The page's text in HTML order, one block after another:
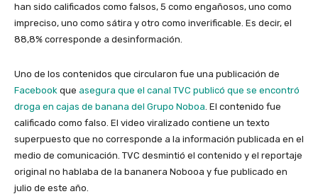
han sido calificados como falsos, 5 como engañosos, uno como
impreciso, uno como sátira y otro como inverificable. Es decir, el
88,8% corresponde a desinformación.
Uno de los contenidos que circularon fue una publicación de
Facebook que asegura que el canal TVC publicó que se encontró
droga en cajas de banana del Grupo Noboa . El contenido fue
calificado como falso. El video viralizado contiene un texto
superpuesto que no corresponde a la información publicada en el
medio de comunicación. TVC desmintió el contenido y el reportaje
original no hablaba de la bananera Nobooa y fue publicado en
julio de este año.